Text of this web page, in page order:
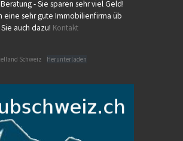
- Sie sparen sehr viel Geld!
eine sehr gute Immobilienfirma üb
auch dazu! Kontakt
Schweiz Herunterladen